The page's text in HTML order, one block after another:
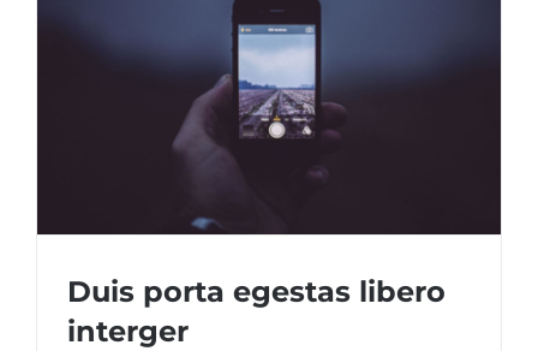
Duis porta egestas libero
interger